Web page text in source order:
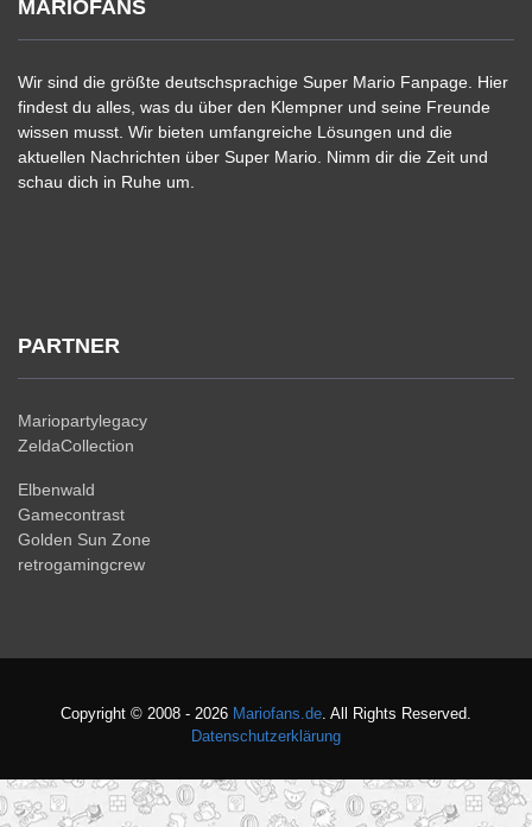
MARIOFANS
Wir sind die größte deutschsprachige Super Mario Fanpage. Hier
findest du alles, was du über den Klempner und seine Freunde
wissen musst. Wir bieten umfangreiche Lösungen und die
aktuellen Nachrichten über Super Mario. Nimm dir die Zeit und
schau dich in Ruhe um.
PARTNER
Mariopartylegacy
ZeldaCollection
Elbenwald
Gamecontrast
Golden Sun Zone
retrogamingcrew
Copyright © 2008 - 2026 Mariofans.de. All Rights Reserved.
Datenschutzerklärung